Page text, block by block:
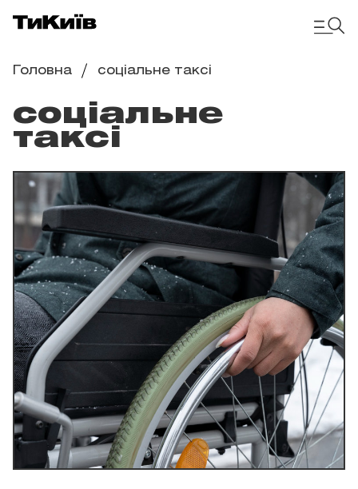
Головна соціальне таксі
соціальне
таксі